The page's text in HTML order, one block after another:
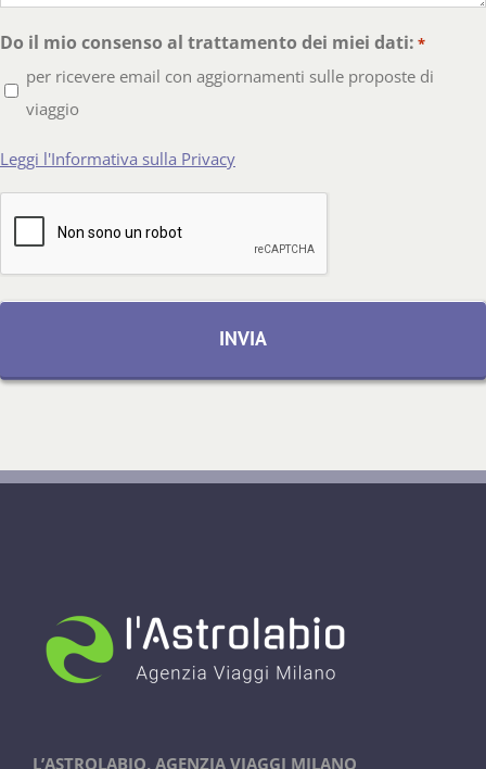
Do il mio consenso al trattamento dei miei dati: *
per ricevere email con aggiornamenti sulle proposte di
viaggio
Leggi l'Informativa sulla Privacy
L’ASTROLABIO, AGENZIA VIAGGI MILANO